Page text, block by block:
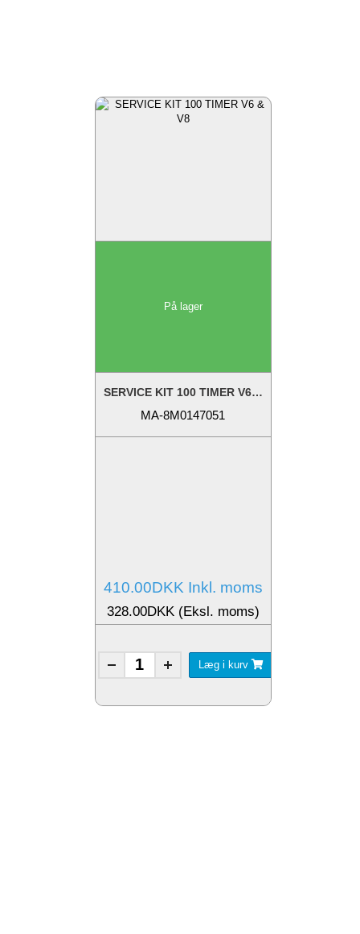
På lager
SERVICE KIT 100 TIMER V6-V8
MA-8M0147051
410.00DKK Inkl. moms
328.00DKK (Eksl. moms)
Læg i kurv